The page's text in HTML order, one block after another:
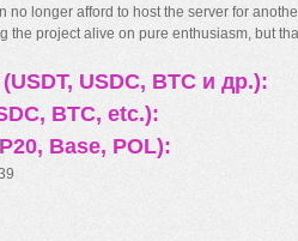
no longer afford to host the server for
the project alive on pure enthusiasm, but
USDC, BTC и др.):
BTC, etc.):
Base, POL):